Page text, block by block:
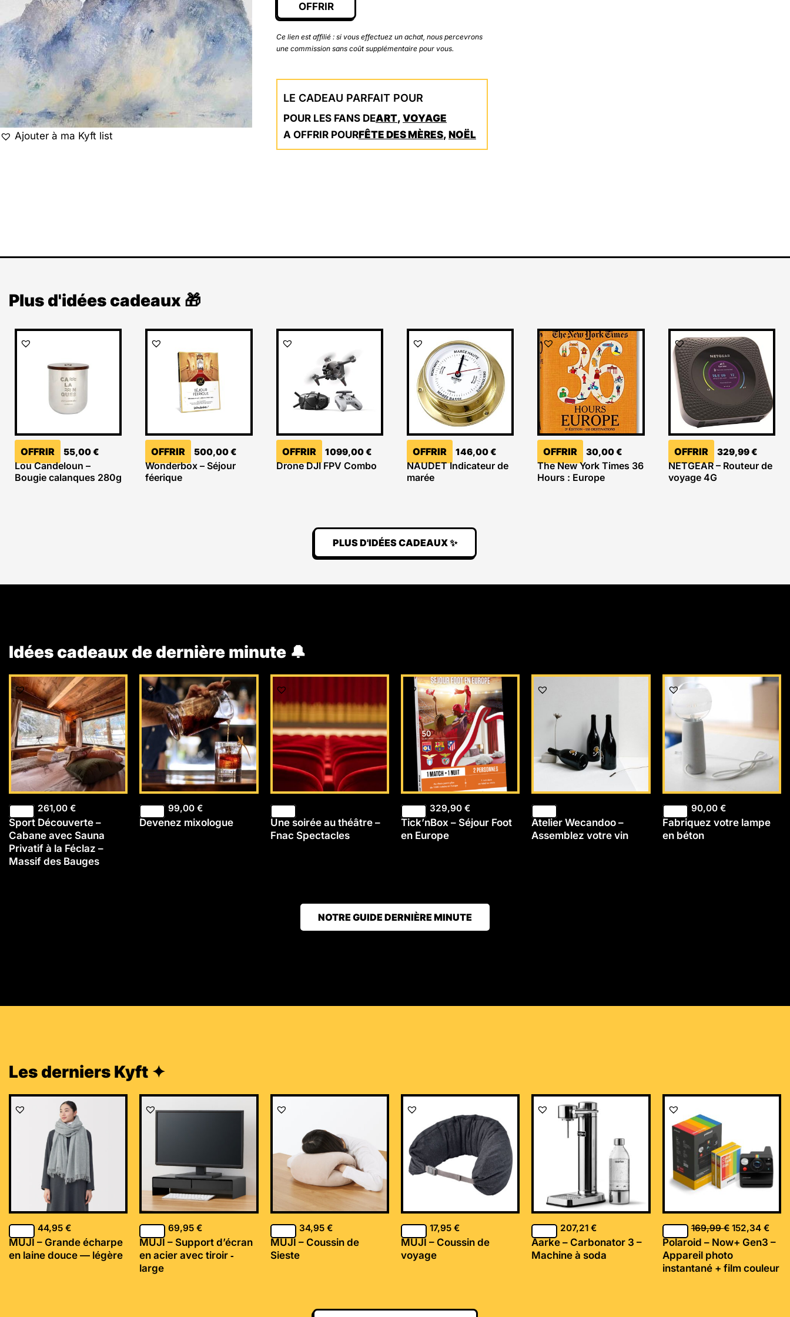
Ajouter à ma Kyft list
OFFRIR
Ce lien est affilié : si vous effectuez un achat, nous percevrons
une commission sans coût supplémentaire pour vous.
LE CADEAU PARFAIT POUR
POUR LES FANS DEART, VOYAGE
A OFFRIR POURFÊTE DES MÈRES, NOËL
Plus d'idées cadeaux 🎁
OFFRIR 55,00€
Lou Candeloun –
Bougie calanques 280g
OFFRIR 500,00€
Wonderbox – Séjour
féerique
OFFRIR 1099,00€
Drone DJI FPV Combo
OFFRIR 146,00€
NAUDET Indicateur de
marée
OFFRIR 30,00€
The New York Times 36
Hours : Europe
OFFRIR 329,99€
NETGEAR – Routeur de
voyage 4G
PLUS D'IDÉES CADEAUX ✨
Idées cadeaux de dernière minute 🔔
261,00 €
Sport Découverte –
Cabane avec Sauna
Privatif à la Féclaz –
Massif des Bauges
99,00€
Devenez mixologue
Une soirée au théâtre –
Fnac Spectacles
329,90 €
Tick’nBox – Séjour Foot
en Europe
Atelier Wecandoo –
Assemblez votre vin
90,00 €
Fabriquez votre lampe
en béton
NOTRE GUIDE DERNIÈRE MINUTE
Les derniers Kyft ✦
44,95 €
MUJI – Grande écharpe
en laine douce — légère
69,95€
MUJI – Support d’écran
en acier avec tiroir ‐
large
34,95 €
MUJI – Coussin de
Sieste
17,95 €
MUJI – Coussin de
voyage
207,21€
Aarke – Carbonator 3 –
Machine à soda
169,99€
Le
169,99 €.
152,34 €
Le
Polaroid – Now+ Gen3 –
Appareil photo
instantané + film couleur